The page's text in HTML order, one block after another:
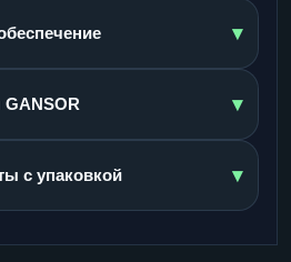
▾
▾
с упаковкой ▾